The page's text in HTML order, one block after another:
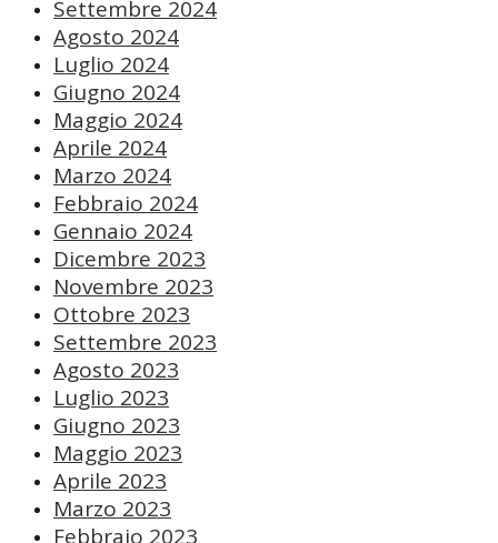
Settembre 2024
Agosto 2024
Luglio 2024
Giugno 2024
Maggio 2024
Aprile 2024
Marzo 2024
Febbraio 2024
Gennaio 2024
Dicembre 2023
Novembre 2023
Ottobre 2023
Settembre 2023
Agosto 2023
Luglio 2023
Giugno 2023
Maggio 2023
Aprile 2023
Marzo 2023
Febbraio 2023